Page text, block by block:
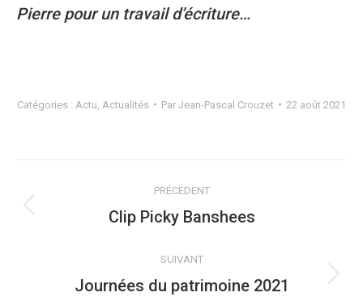
Pierre pour un travail d’écriture…
Catégories : Actu Actualités Par Jean-Pascal Crouzet 22 août 2021
ARTICLE
PRÉCÉDENT
Article
:
Clip Picky Banshees
SUIVANT
Article
Journées du patrimoine 2021